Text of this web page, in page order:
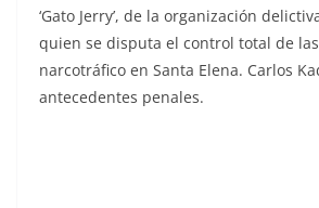
‘Gato Jerry’, de la organización
quien se disputa el control total de
narcotráfico en Santa Elena. Carlos
antecedentes penales.